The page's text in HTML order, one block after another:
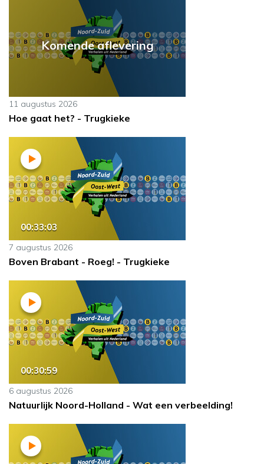
Komende aflevering
11 augustus 2026
Hoe gaat het? - Trugkieke
00:33:03
7 augustus 2026
Boven Brabant - Roeg! - Trugkieke
00:30:59
6 augustus 2026
Natuurlijk Noord-Holland - Wat een verbeelding!